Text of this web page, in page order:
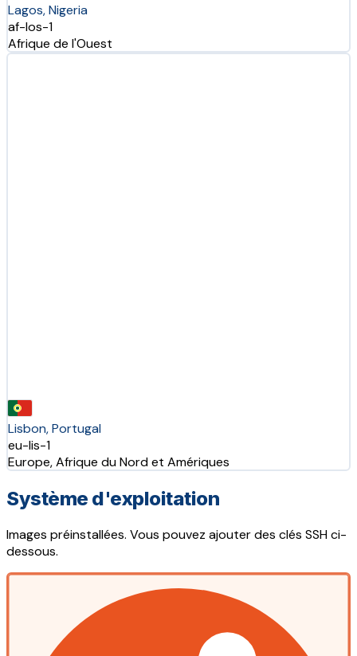
Lagos, Nigeria
af-los-1
Afrique de l'Ouest
Lisbon, Portugal
eu-lis-1
Europe, Afrique du Nord et Amériques
Système d'exploitation
Images préinstallées. Vous pouvez ajouter des clés SSH ci-
dessous.